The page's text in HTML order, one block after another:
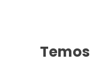
Temos